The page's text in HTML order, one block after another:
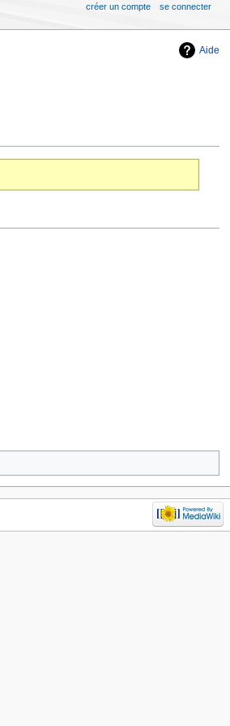
Aide
créer un compte se connecter